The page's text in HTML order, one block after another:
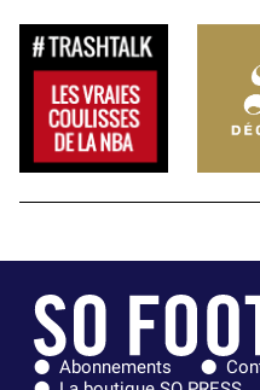
Abonnements